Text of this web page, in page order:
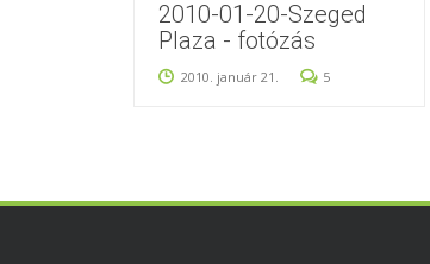
2010-01-20-Szeged
Plaza - fotózás
2010. január 21. 5